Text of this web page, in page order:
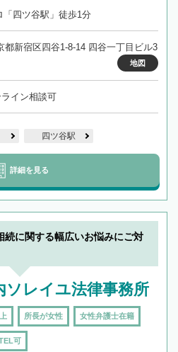
「四ツ谷駅」徒歩1分
都新宿区四谷1-8-14 四谷一丁目ビル3
地図
イン相談可
四ツ谷駅
詳細を見る
続に関する幅広いお悩みにご対
ソレイユ法律事務所
所長が女性 女性弁護士在籍
可